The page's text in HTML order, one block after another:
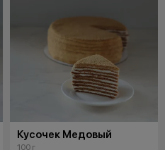
Кусочек Медовый
100 г